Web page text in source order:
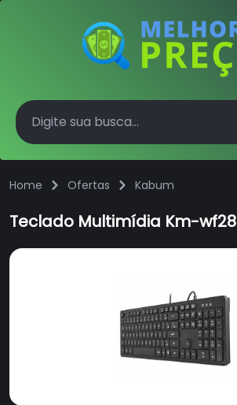
Home Ofertas Kabum
Teclado Multimídia Km-wf28